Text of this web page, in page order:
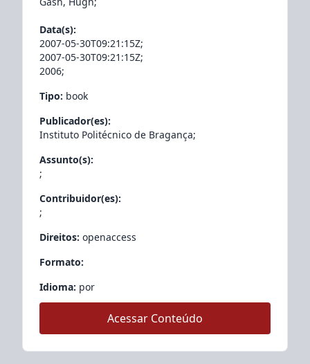
Data(s):
2007-05-30T09:21:15Z;
2007-05-30T09:21:15Z;
2006;
Tipo: book
Publicador(es):
Instituto Politécnico de Bragança;
Assunto(s):
;
Contribuidor(es):
;
Direitos: openaccess
Formato:
Idioma: por
Acessar Conteúdo